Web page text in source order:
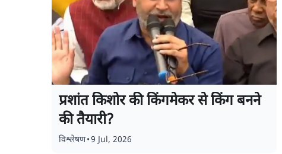
प्रशांत किशोर की किंगमेकर से किंग बनने
की तैयारी?
विश्लेषण•9 Jul, 2026